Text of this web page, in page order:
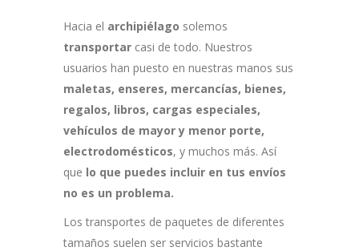
Hacia el archipiélago solemos
transportar casi de todo. Nuestros
usuarios han puesto en nuestras manos sus
maletas, enseres, mercancías, bienes,
regalos, libros, cargas especiales,
vehículos de mayor y menor porte,
electrodomésticos, y muchos más. Así
que lo que puedes incluir en tus envíos
no es un problema.
Los transportes de paquetes de diferentes
tamaños suelen ser servicios bastante